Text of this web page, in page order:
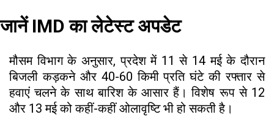
जानें IMD का लेटेस्ट अपडेट
मौसम विभाग के अनुसार, प्रदेश में 11 से 14 मई के दौरान
बिजली कड़कने और 40-60 किमी प्रति घंटे की रफ्तार से
हवाएं चलने के साथ बारिश के आसार हैं। विशेष रूप से 12
और 13 मई को कहीं-कहीं ओलावृष्टि भी हो सकती है।